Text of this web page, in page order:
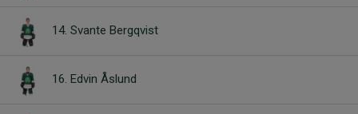
14. Svante Bergqvist
16. Edvin Åslund